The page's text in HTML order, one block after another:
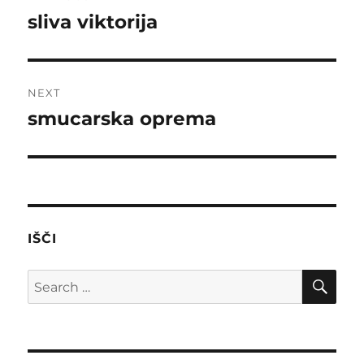
navigation
Previous
sliva viktorija
NEXT
Next
smucarska oprema
IŠČI
Search
for: